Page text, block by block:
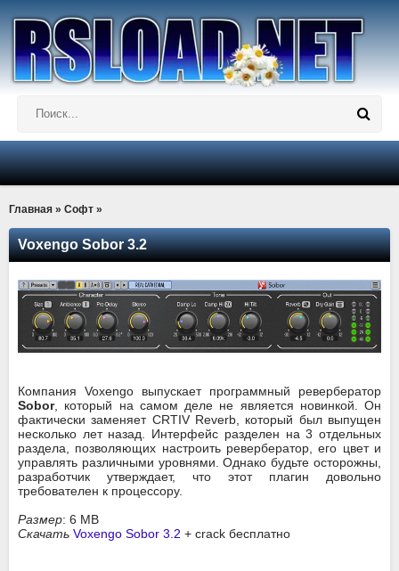
Главная » Софт »
Voxengo Sobor 3.2
Компания Voxengo выпускает программный ревербератор
Sobor, который на самом деле не является новинкой. Он
фактически заменяет CRTIV Reverb, который был выпущен
несколько лет назад. Интерфейс разделен на 3 отдельных
раздела, позволяющих настроить ревербератор, его цвет и
управлять различными уровнями. Однако будьте осторожны,
разработчик утверждает, что этот плагин довольно
требователен к процессору.
Размер: 6 MB
Скачать Voxengo Sobor 3.2 + crack бесплатно